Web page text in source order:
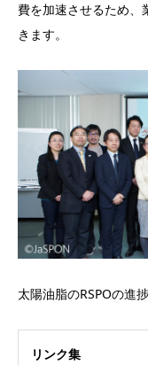
費を加速させるため、
きます。
太陽油脂のRSPOの進
リンク集